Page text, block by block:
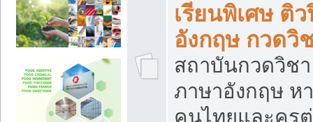
เรียนพิเศษ ติ
อังกฤษ กวดวิ
สถาบันกวดวิช
ภาษาอังกฤษ ห
คนไทยและครู